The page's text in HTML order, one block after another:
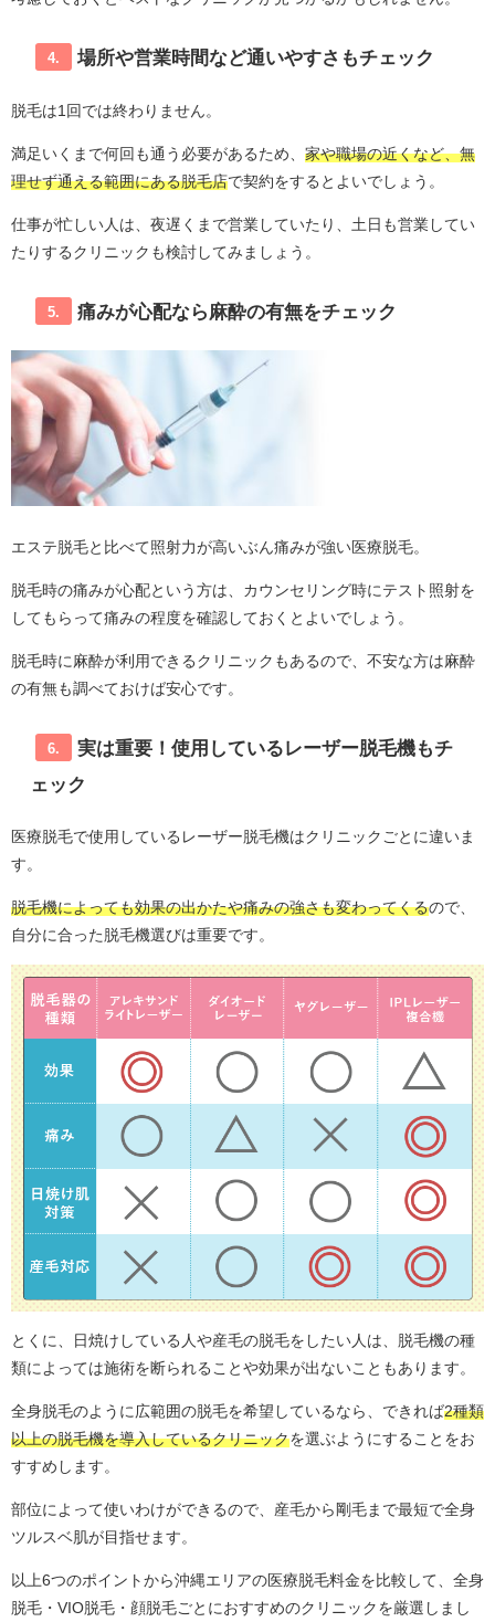
4. 場所や営業時間など通いやすさもチェック
脱毛は1回では終わりません。
満足いくまで何回も通う必要があるため、 家や職場の近くなど、無
理せず通える範囲にある脱毛店で契約をするとよいでしょう。
仕事が忙しい人は、夜遅くまで営業していたり、土日も営業してい
たりするクリニックも検討してみましょう。
5. 痛みが心配なら麻酔の有無をチェック
エステ脱毛と比べて照射力が高いぶん痛みが強い医療脱毛。
脱毛時の痛みが心配という方は、カウンセリング時にテスト照射を
してもらって痛みの程度を確認しておくとよいでしょう。
脱毛時に麻酔が利用できるクリニックもあるので、不安な方は麻酔
の有無も調べておけば安心です。
6.
実は重要！使用しているレーザー脱毛機もチ
ェック
医療脱毛で使用しているレーザー脱毛機はクリニックごとに違いま
す。
脱毛機によっても効果の出かたや痛みの強さも変わってくるので、
自分に合った脱毛機選びは重要です。
とくに、日焼けしている人や産毛の脱毛をしたい人は、脱毛機の種
類によっては施術を断られることや効果が出ないこともあります。
全身脱毛のように広範囲の脱毛を希望しているなら、できれば2種類
以上の脱毛機を導入しているクリニックを選ぶようにすることをお
すすめします。
部位によって使いわけができるので、産毛から剛毛まで最短で全身
ツルスベ肌が目指せます。
以上6つのポイントから沖縄エリアの医療脱毛料金を比較して、全身
脱毛・VIO脱毛・顔脱毛ごとにおすすめのクリニックを厳選しまし